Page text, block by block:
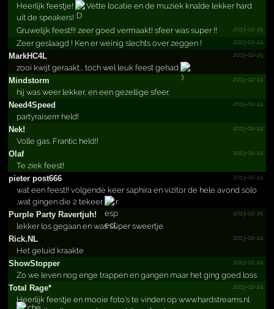
Heerlijk feestje!
Vette locatie en de muziek knalde lekker hard
uit de speakers!
2013-02-25
Gruwelijk feest!!! zeer goed vermaakt! sfeer was super !!
2013-02-24
Zeer geslaagd ! Ken er weinig slechts over zeggen !
MarkHC4L
2013-02-25
zooi kwijt geraakt... toch wel leuk feest gehad
Mindstorm
2013-02-24
hij was weer lekker, en een gezellige sfeer.
Need4Speed
2013-02-24
partyraiserrr held!
Nek!
2013-02-24
Volle gas. Frantic held!!
Olaf
2013-02-24
Te ziek feest!
pieter post666
2013-02-24
wat een feest!! volgende keer saphira en vizitor de hele avond solo
,wat gingen die 2 tekeer
Purple Party Ravertjuh!­
2013-02-25
lekker los gegaan en was super sweertje
Rick.NL
2013-02-24
Het geluid kraakte
ShowStopper
2013-02-24
Zo we leven nog enge trappen en gangen maar het ging goed loss
Total Rage*
2013-02-24
Heerlijk feestje en mooie foto's te vinden op www.hardstreams.nl